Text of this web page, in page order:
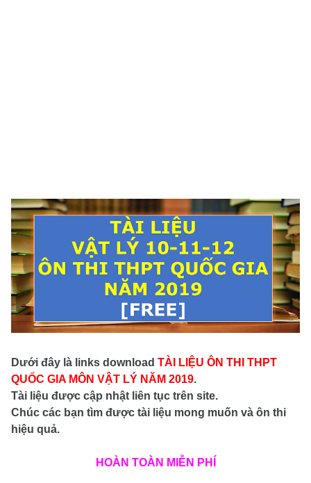
Dưới đây là links download TÀI LIỆU ÔN THI THPT
QUỐC GIA MÔN VẬT LÝ NĂM 2019.
Tài liệu được cập nhật liên tục trên site.
Chúc các bạn tìm được tài liệu mong muốn và ôn thi
hiệu quả.
HOÀN TOÀN MIỄN PHÍ